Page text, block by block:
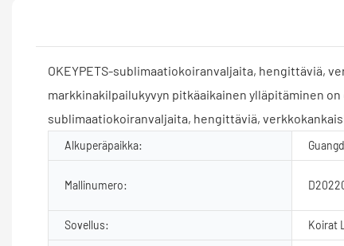
OKEYPETS-sublimaatiokoiranvaljaita, hengittäviä,
markkinakilpailukyvyn pitkäaikainen ylläpitäminen
sublimaatiokoiranvaljaita, hengittäviä,
Alkuperäpaikka:
Mallinumero:
Sovellus: Koirat